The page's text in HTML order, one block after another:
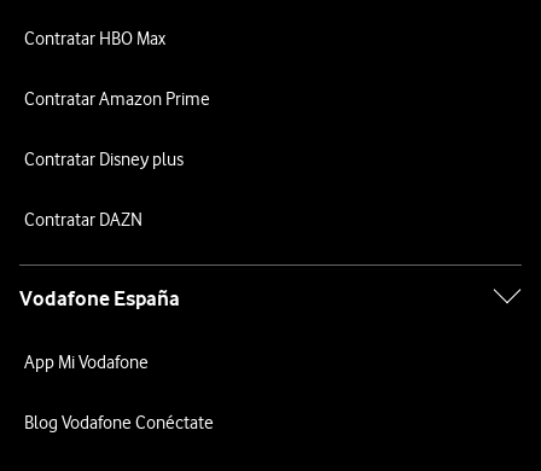
Contratar HBO Max
Contratar Amazon Prime
Contratar Disney plus
Contratar DAZN
Vodafone España
App Mi Vodafone
Blog Vodafone Conéctate